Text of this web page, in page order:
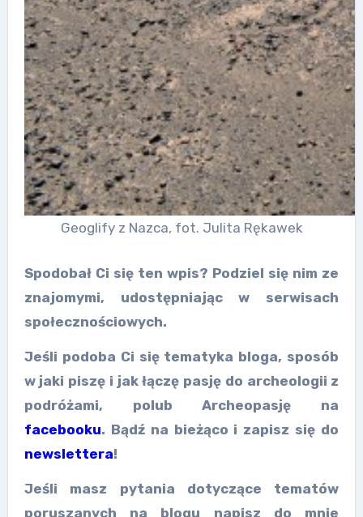
Geoglify z Nazca, fot. Julita Rękawek
Spodobał Ci się ten wpis? Podziel się nim ze
znajomymi, udostępniając w serwisach
społecznościowych.
Jeśli podoba Ci się tematyka bloga, sposób
w jaki piszę i jak łączę pasję do archeologii z
podróżami, polub Archeopasję na
facebooku. Bądź na bieżąco i zapisz się do
newslettera!
Jeśli masz pytania dotyczące tematów
poruszanych na blogu napisz do mnie